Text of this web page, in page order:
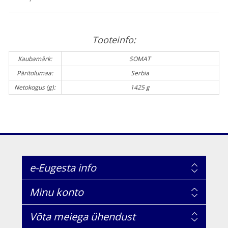
Tooteinfo:
Kaubamärk:
SOMAT
Päritolumaa:
Serbia
Netokogus (g):
1425 g
e-Eugesta info
Minu konto
Võta meiega ühendust